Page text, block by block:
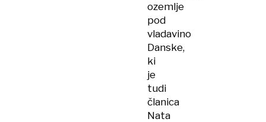
ozemlje
pod
vladavino
Danske,
ki
je
tudi
članica
Nata